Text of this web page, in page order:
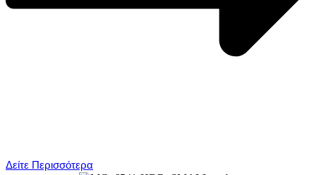
Δείτε Περισσότερα